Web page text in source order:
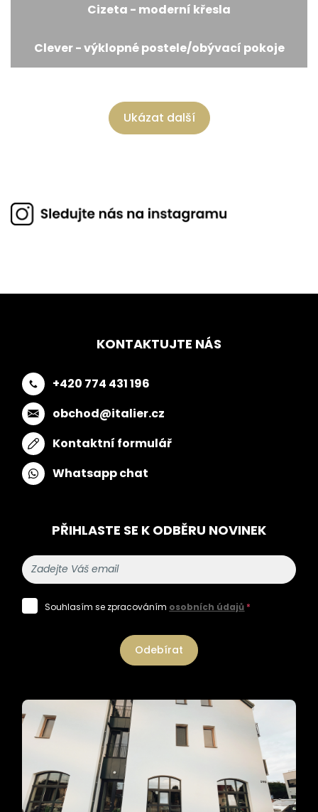
Cizeta - moderní křesla
Clever - výklopné postele/obývací pokoje
Ukázat další
KONTAKTUJTE NÁS
+420 774 431 196
obchod@italier.cz
Kontaktní formulář
Whatsapp chat
PŘIHLASTE SE K ODBĚRU NOVINEK
Souhlasím se zpracováním osobních údajů *
Odebírat